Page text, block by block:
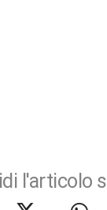
l'articolo